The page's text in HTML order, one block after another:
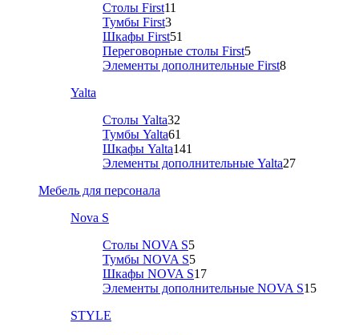
Столы First11
Тумбы First3
Шкафы First51
Переговорные столы First5
Элементы дополнительные First8
Yalta
Столы Yalta32
Тумбы Yalta61
Шкафы Yalta141
Элементы дополнительные Yalta27
Мебель для персонала
Nova S
Столы NOVA S5
Тумбы NOVA S5
Шкафы NOVA S17
Элементы дополнительные NOVA S15
STYLE